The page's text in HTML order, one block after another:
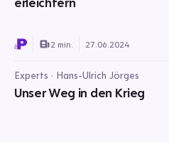
2 min. 27.06.2024
Experts · Hans-Ulrich Jörges
Unser Weg in den Krieg